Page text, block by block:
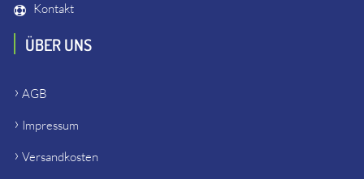
Kontakt
ÜBER UNS
AGB
Impressum
Versandkosten